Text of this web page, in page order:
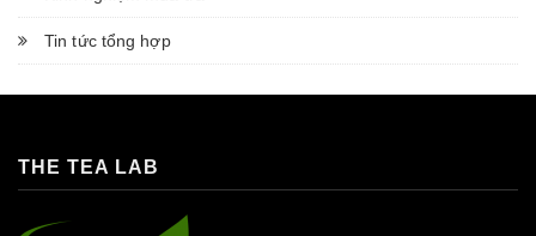
Tin tức tổng hợp
THE TEA LAB